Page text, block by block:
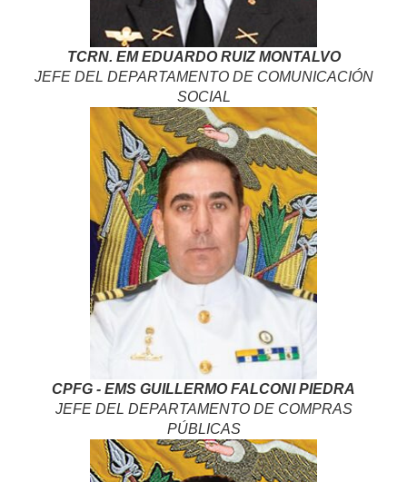
TCRN. EM EDUARDO RUIZ MONTALVO
JEFE DEL DEPARTAMENTO DE COMUNICACIÓN
SOCIAL
CPFG - EMS GUILLERMO FALCONI PIEDRA
JEFE DEL DEPARTAMENTO DE COMPRAS
PÚBLICAS